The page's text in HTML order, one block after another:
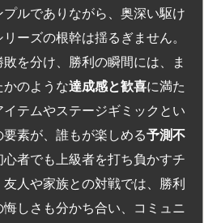
ルでありながら、奥深い駆け
ーズの根幹は揺るぎません。
を分け、勝利の瞬間には、ま
のような達成感と歓喜に満た
テムやステージギミックとい
素が、誰もが楽しめる予測不
心者でも上級者を打ち負かすチ
人や家族との対戦では、勝利
しさも分かち合い、コミュニ